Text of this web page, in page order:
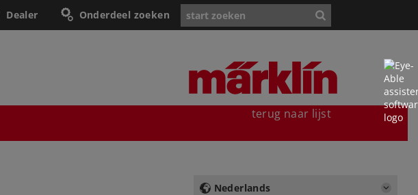
Onderdeel zoeken
Dealer
terug naar lijst
Nederlands